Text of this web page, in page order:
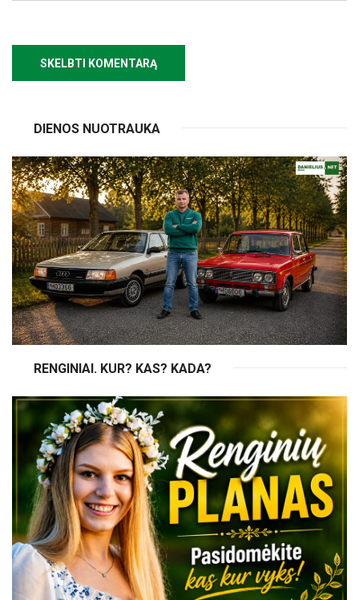
DIENOS NUOTRAUKA
RENGINIAI. KUR? KAS? KADA?